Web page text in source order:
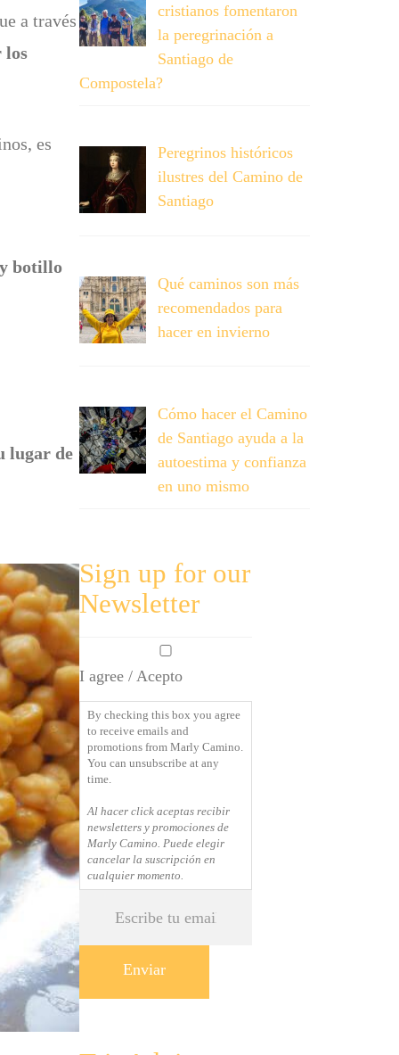
a través
los
es
botillo
lugar de
cristianos fomentaron
la peregrinación a
Santiago de
Compostela?
Peregrinos históricos
ilustres del Camino de
Santiago
Qué caminos son más
recomendados para
hacer en invierno
Cómo hacer el Camino
de Santiago ayuda a la
autoestima y confianza
en uno mismo
Sign up for our
Newsletter
By
checking
this
box
you
agree
to
emails
and
promotions
from
Marly
Camino.
You
can
unsubscribe
at
any
time.
I agree / Acepto
By checking this box you agree
to receive emails and
promotions from Marly Camino.
You can unsubscribe at any
time.
Al hacer click aceptas recibir
newsletters y promociones de
Marly Camino. Puede elegir
cancelar la suscripción en
cualquier momento.